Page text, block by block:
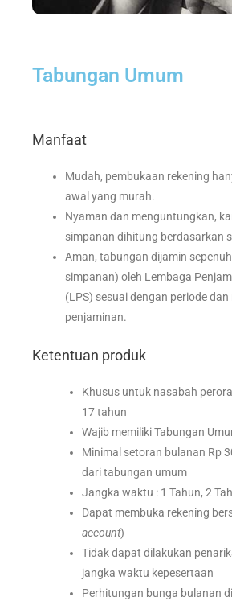
Tabungan Umum
Manfaat
Mudah, pembukaan rekening
awal yang murah.
Nyaman dan menguntungkan,
simpanan dihitung berdasarkan
Aman, tabungan dijamin
simpanan) oleh Lembaga
(LPS) sesuai dengan periode dan
penjaminan.
Ketentuan produk
Khusus untuk nasabah
17 tahun
Wajib memiliki Tabungan
Minimal setoran bulanan Rp
dari tabungan umum
Jangka waktu : 1 Tahun, 2
Dapat membuka rekening
account)
Tidak dapat dilakukan
jangka waktu kepesertaan
Perhitungan bunga bulanan